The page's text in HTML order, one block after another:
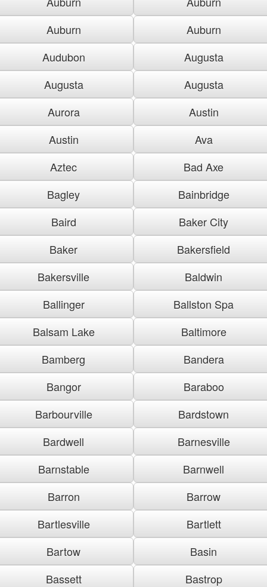
Auburn
Auburn
Audubon
Augusta
Augusta
Augusta
Aurora
Austin
Austin
Ava
Aztec
Bad Axe
Bagley
Bainbridge
Baird
Baker City
Baker
Bakersfield
Bakersville
Baldwin
Ballinger
Ballston Spa
Balsam Lake
Baltimore
Bamberg
Bandera
Bangor
Baraboo
Barbourville
Bardstown
Bardwell
Barnesville
Barnstable
Barnwell
Barron
Barrow
Bartlesville
Bartlett
Bartow
Basin
Bassett
Bastrop